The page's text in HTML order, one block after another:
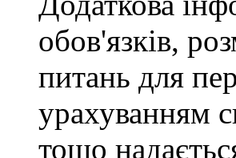
обов'язків,
питань для
урахуванням
тощо